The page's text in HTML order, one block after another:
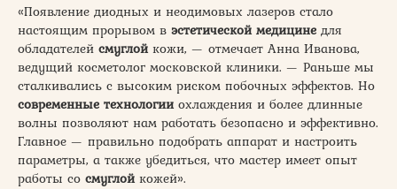
«Появление диодных и неодимовых лазеров стало
настоящим прорывом в эстетической медицине для
обладателей смуглойкожи, — отмечает Анна Иванова,
ведущий косметолог московской клиники. — Раньше мы
сталкивались с высоким риском побочных эффектов. Но
современные технологииохлаждения и более длинные
волны позволяют нам работать безопасно и эффективно.
Главное — правильно подобрать аппарат и настроить
параметры, а также убедиться, что мастер имеет опыт
работы со смуглойкожей».